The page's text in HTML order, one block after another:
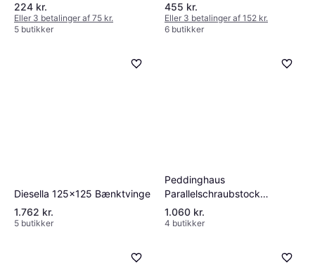
224 kr.
Eller 3 betalinger af 75 kr.
5 butikker
455 kr.
Eller 3 betalinger af 152 kr.
6 butikker
Diesella 125x125 Bænktvinge
1.762 kr.
5 butikker
Peddinghaus
Parallelschraubstock
Backenbreite 3010000100
Bænktvinge
1.060 kr.
4 butikker